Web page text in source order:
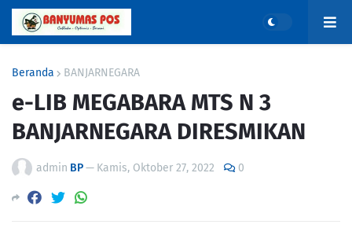
Beranda BANJARNEGARA
e-LIB MEGABARA MTS N 3
BANJARNEGARA DIRESMIKAN
admin BP— Kamis, Oktober 27, 2022 0